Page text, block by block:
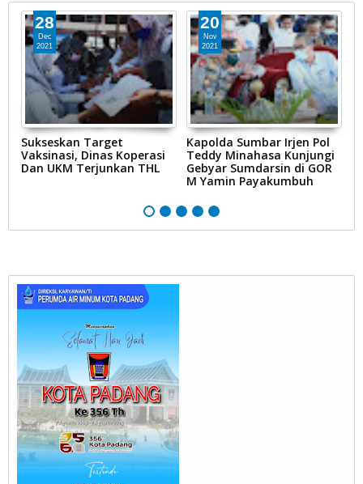
28
Dec
2021
Sukseskan Target
Vaksinasi, Dinas Koperasi
Dan UKM Terjunkan THL
20
Nov
2021
Kapolda Sumbar Irjen Pol
Teddy Minahasa Kunjungi
Gebyar Sumdarsin di GOR
M Yamin Payakumbuh